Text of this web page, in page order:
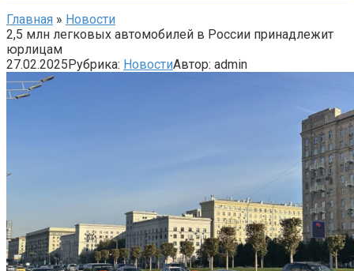
Главная » Новости
2,5 млн легковых автомобилей в России принадлежит
юрлицам
27.02.2025Рубрика: НовостиАвтор: admin